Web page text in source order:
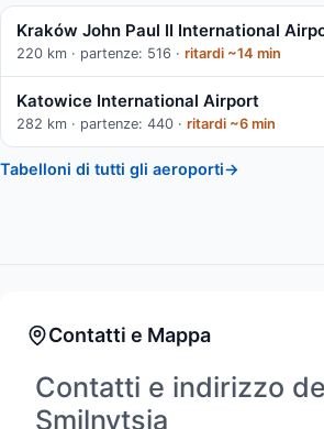
Kraków John Paul II International
220 km · partenze: 516 · ritardi ~14 min
Katowice International Airport
282 km · partenze: 440 · ritardi ~6 min
Tabelloni di tutti gli aeroporti→
Contatti e Mappa
Contatti e indirizzo
Smilnytsia